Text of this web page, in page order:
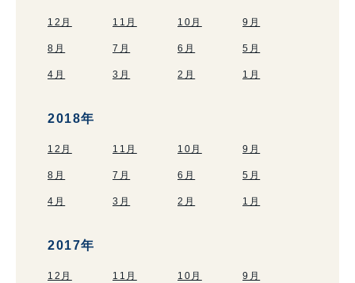
12月 11月 10月 9月
8月 7月 6月 5月
4月 3月 2月 1月
2018年
12月 11月 10月 9月
8月 7月 6月 5月
4月 3月 2月 1月
2017年
12月 11月 10月 9月